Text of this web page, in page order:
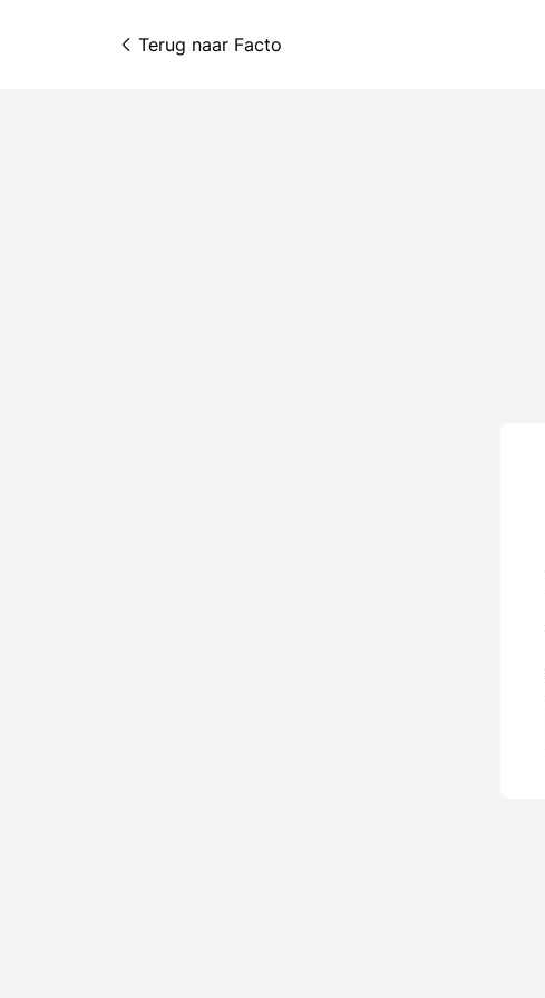
Terug naar Facto